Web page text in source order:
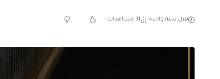
قبل سنة واحدة 31 مشاهدات